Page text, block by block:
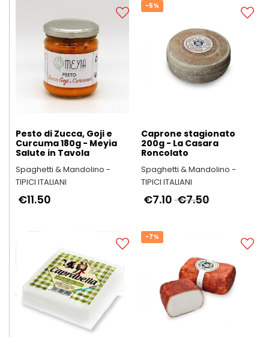
Pesto di Zucca, Goji e
Curcuma 180g - Meyia
Salute in Tavola
Spaghetti & Mandolino -
TIPICI ITALIANI
€11.50
-5%
Caprone stagionato
200g - La Casara
Roncolato
Spaghetti & Mandolino -
TIPICI ITALIANI
€7.50
€7.10
-7%